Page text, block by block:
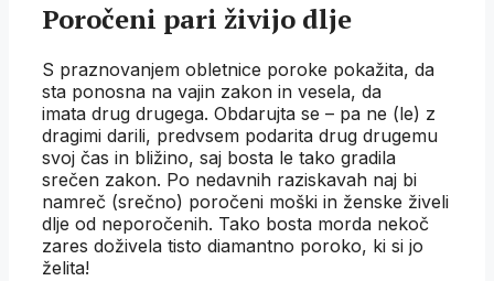
Poročeni pari živijo dlje
S praznovanjem obletnice poroke pokažita, da
sta ponosna na vajin zakon in vesela, da
imata drug drugega. Obdarujta se – pa ne (le) z
dragimi darili, predvsem podarita drug drugemu
svoj čas in bližino, saj bosta le tako gradila
srečen zakon. Po nedavnih raziskavah naj bi
namreč (srečno) poročeni moški in ženske živeli
dlje od neporočenih. Tako bosta morda nekoč
zares doživela tisto diamantno poroko, ki si jo
želita!